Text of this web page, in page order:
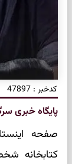
کدخبر : 47897
پایگاه خبری
صفحه
کتابخانه